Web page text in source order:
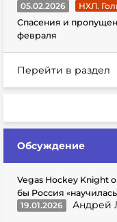
05.02.2026
НХЛ.
Спасения и
февраля
Перейти в раздел
Обсуждение
Vegas Hockey Knight
бы Россия
19.01.2026
Андрей